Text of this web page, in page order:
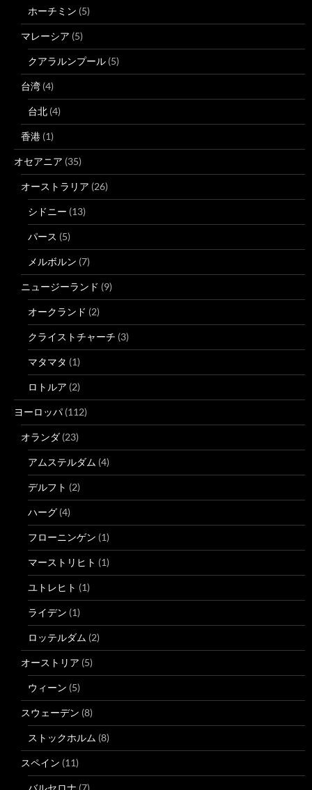
ホーチミン (5)
マレーシア (5)
クアラルンプール (5)
台湾 (4)
台北 (4)
香港 (1)
オセアニア (35)
オーストラリア (26)
シドニー (13)
パース (5)
メルボルン (7)
ニュージーランド (9)
オークランド (2)
クライストチャーチ (3)
マタマタ (1)
ロトルア (2)
ヨーロッパ (112)
オランダ (23)
アムステルダム (4)
デルフト (2)
ハーグ (4)
フローニンゲン (1)
マーストリヒト (1)
ユトレヒト (1)
ライデン (1)
ロッテルダム (2)
オーストリア (5)
ウィーン (5)
スウェーデン (8)
ストックホルム (8)
スペイン (11)
バルセロナ (7)